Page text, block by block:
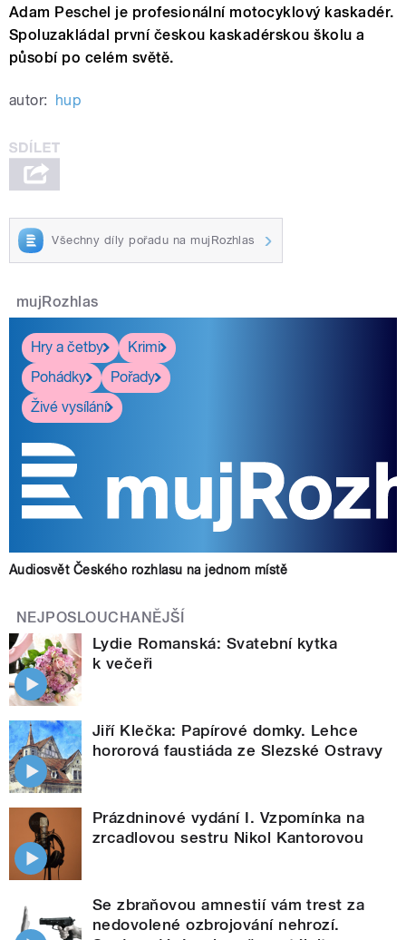
Adam Peschel je profesionální motocyklový kaskadér.
Spoluzakládal první českou kaskadérskou školu a
působí po celém světě.
autor: hup
Všechny díly pořadu na mujRozhlas
mujRozhlas
Hry a četby
Krimi
Pohádky
Pořady
Živé vysílání
Audiosvět Českého rozhlasu na jednom místě
NEJPOSLOUCHANĚJŠÍ
Lydie Romanská: Svatební kytka
k večeři
Jiří Klečka: Papírové domky. Lehce
hororová faustiáda ze Slezské Ostravy
Prázdninové vydání I. Vzpomínka na
zrcadlovou sestru Nikol Kantorovou
Se zbraňovou amnestií vám trest za
nedovolené ozbrojování nehrozí.